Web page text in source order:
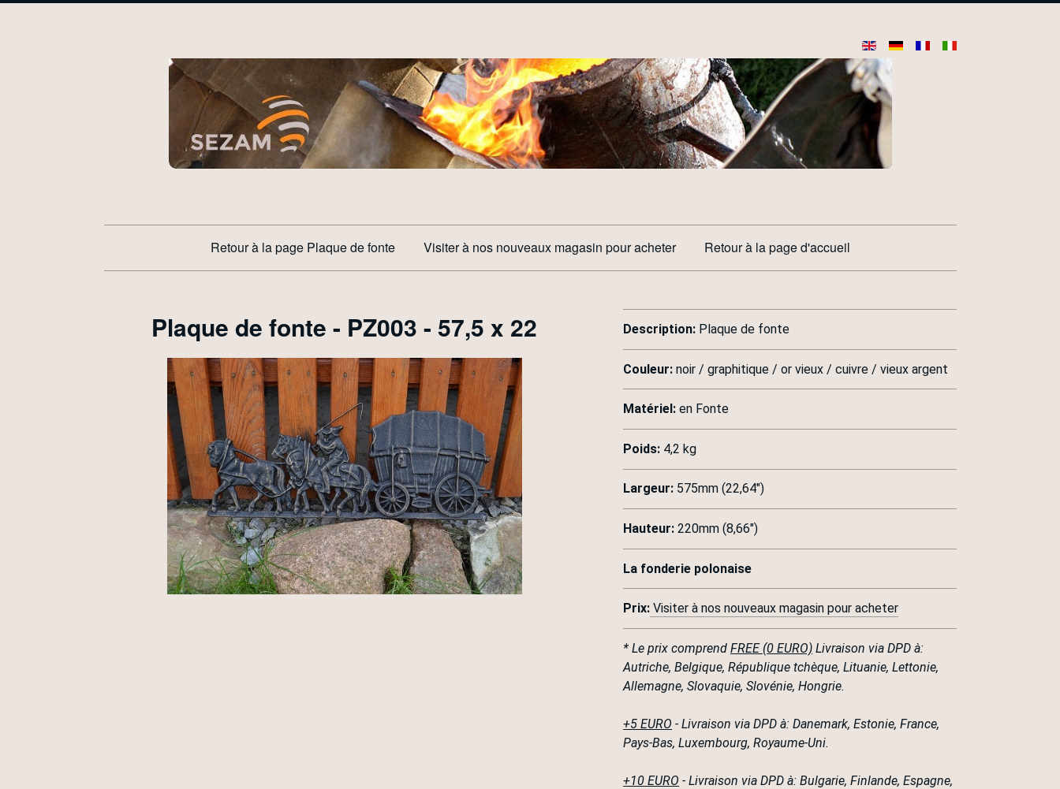
Retour à la page Plaque de fonte Visiter à nos nouveaux magasin pour acheter Retour à la page d'accueil
Plaque de fonte - PZ003 - 57,5 x 22 Description: Plaque de fonte
Couleur: noir / graphitique / or vieux / cuivre / vieux argent
Matériel: en Fonte
Poids: 4,2 kg
Largeur: 575mm (22,64")
Hauteur: 220mm (8,66")
La fonderie polonaise
Prix: Visiter à nos nouveaux magasin pour acheter
* Le prix comprendFREE (0 EURO) Livraison via DPD à:
Autriche, Belgique, République tchèque, Lituanie, Lettonie,
Allemagne, Slovaquie, Slovénie, Hongrie.
+5 EURO - Livraison via DPD à: Danemark, Estonie, France,
Pays-Bas, Luxembourg, Royaume-Uni.
+10 EURO - Livraison via DPD à: Bulgarie, Finlande, Espagne,